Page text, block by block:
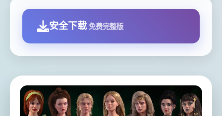
安全下载 免费完整版